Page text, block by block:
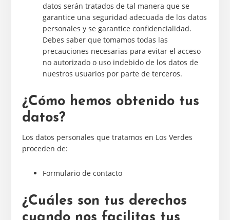
datos serán tratados de tal manera que se
garantice una seguridad adecuada de los datos
personales y se garantice confidencialidad.
Debes saber que tomamos todas las
precauciones necesarias para evitar el acceso
no autorizado o uso indebido de los datos de
nuestros usuarios por parte de terceros.
¿Cómo hemos obtenido tus
datos?
Los datos personales que tratamos en Los Verdes
proceden de:
Formulario de contacto
¿Cuáles son tus derechos